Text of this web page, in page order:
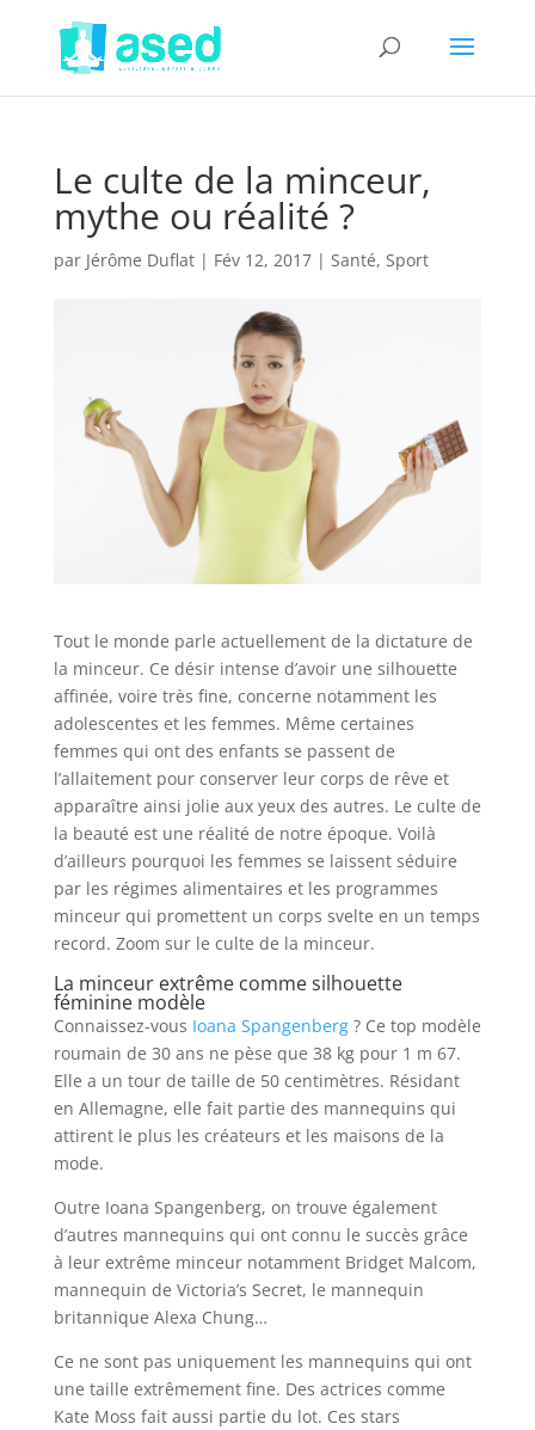
Le culte de la minceur,
mythe ou réalité ?
par Jérôme Duflat| Fév 12, 2017| Santé, Sport
Tout le monde parle actuellement de la dictature de
la minceur. Ce désir intense d’avoir une silhouette
affinée, voire très fine, concerne notamment les
adolescentes et les femmes. Même certaines
femmes qui ont des enfants se passent de
l’allaitement pour conserver leur corps de rêve et
apparaître ainsi jolie aux yeux des autres. Le culte de
la beauté est une réalité de notre époque. Voilà
d’ailleurs pourquoi les femmes se laissent séduire
par les régimes alimentaires et les programmes
minceur qui promettent un corps svelte en un temps
record. Zoom sur le culte de la minceur.
La minceur extrême comme silhouette
féminine modèle
Connaissez-vous Ioana Spangenberg? Ce top modèle
roumain de 30 ans ne pèse que 38 kg pour 1 m 67.
Elle a un tour de taille de 50 centimètres. Résidant
en Allemagne, elle fait partie des mannequins qui
attirent le plus les créateurs et les maisons de la
mode.
Outre Ioana Spangenberg, on trouve également
d’autres mannequins qui ont connu le succès grâce
à leur extrême minceur notamment Bridget Malcom,
mannequin de Victoria’s Secret, le mannequin
britannique Alexa Chung…
Ce ne sont pas uniquement les mannequins qui ont
une taille extrêmement fine. Des actrices comme
Kate Moss fait aussi partie du lot. Ces stars